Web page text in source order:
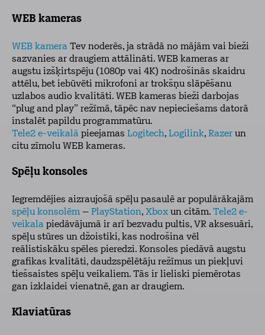
WEB kameras
WEB kamera Tev noderēs, ja strādā no mājām vai bieži
sazvanies ar draugiem attālināti. WEB kameras ar
augstu izšķirtspēju (1080p vai 4K) nodrošinās skaidru
attēlu, bet iebūvēti mikrofoni ar trokšņu slāpēšanu
uzlabos audio kvalitāti. WEB kameras bieži darbojas
“plug and play” režīmā, tāpēc nav nepieciešams datorā
instalēt papildu programmatūru.
Tele2 e-veikalā pieejamas Logitech, Logilink, Razer un
citu zīmolu WEB kameras.
Spēļu konsoles
Iegremdējies aizraujošā spēļu pasaulē ar populārākajām
spēļu konsolēm – PlayStation, Xbox un citām. Tele2 e-
veikala piedāvājumā ir arī bezvadu pultis, VR aksesuāri,
spēļu stūres un džoistiki, kas nodrošina vēl
reālistiskāku spēles pieredzi. Konsoles piedāvā augstu
grafikas kvalitāti, daudzspēlētāju režīmus un piekļuvi
tiešsaistes spēļu veikaliem. Tās ir lieliski piemērotas
gan izklaidei vienatnē, gan ar draugiem.
Klaviatūras